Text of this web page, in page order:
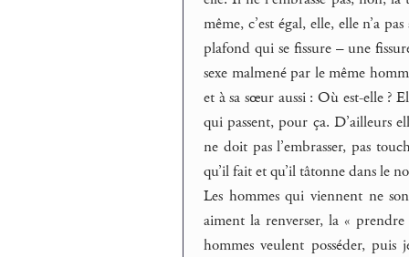
même, c’est égal, elle, elle n’a
plafond qui se fissure – une
sexe malmené par le même
et à sa sœur aussi : Où est-elle ?
qui passent, pour ça. D’ailleurs
ne doit pas l’embrasser, pas
qu’il fait et qu’il tâtonne dans le
Les hommes qui viennent ne
aiment la renverser, la «
hommes veulent posséder,